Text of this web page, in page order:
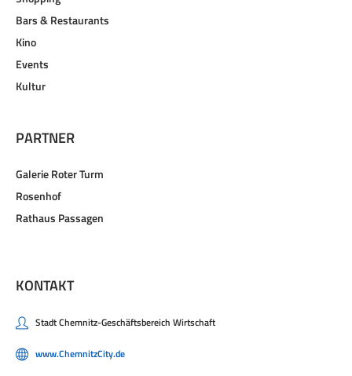
Bars & Restaurants
Kino
Events
Kultur
PARTNER
Galerie Roter Turm
Rosenhof
Rathaus Passagen
KONTAKT
Stadt Chemnitz-Geschäftsbereich Wirtschaft
www.ChemnitzCity.de